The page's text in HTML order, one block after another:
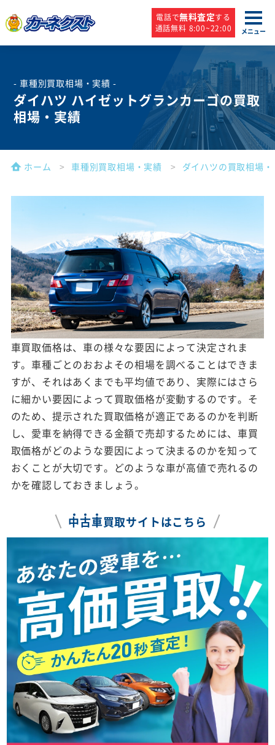
電話で無料査定する
通話無料 8:00~22:00
メニュー
- 車種別買取相場・実績 -
ダイハツ ハイゼットグランカーゴの買取
相場・実績
ホーム 車種別買取相場・実績 ダイハツの買取相場
車買取価格は、車の様々な要因によって決定されま
す。車種ごとのおおよその相場を調べることはできま
すが、それはあくまでも平均値であり、実際にはさら
に細かい要因によって買取価格が変動するのです。そ
のため、提示された買取価格が適正であるのかを判断
し、愛車を納得できる金額で売却するためには、車買
取価格がどのような要因によって決まるのかを知って
おくことが大切です。どのような車が高値で売れるの
かを確認しておきましょう。
中古車買取サイトはこちら